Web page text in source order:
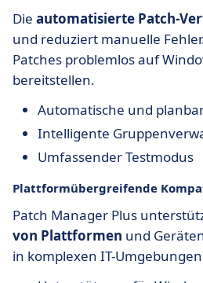
Die automatisierte Patch-
und reduziert manuelle
Patches problemlos auf
bereitstellen.
Automatische und
Intelligente
Umfassender Testmodus
Plattformübergreifende
Patch Manager Plus
von Plattformen und
in komplexen IT-